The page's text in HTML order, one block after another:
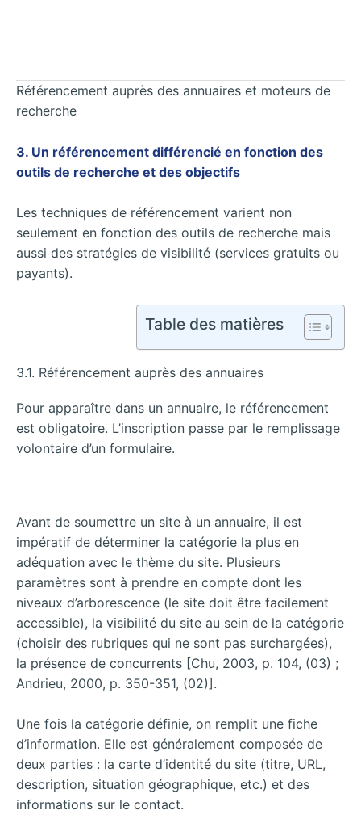
Référencement auprès des annuaires et moteurs de
recherche
3. Un référencement différencié en fonction des
outils de recherche et des objectifs
Les techniques de référencement varient non
seulement en fonction des outils de recherche mais
aussi des stratégies de visibilité (services gratuits ou
payants).
Table des matières
3.1. Référencement auprès des annuaires
Pour apparaître dans un annuaire, le référencement
est obligatoire. L’inscription passe par le remplissage
volontaire d’un formulaire.
Avant de soumettre un site à un annuaire, il est
impératif de déterminer la catégorie la plus en
adéquation avec le thème du site. Plusieurs
paramètres sont à prendre en compte dont les
niveaux d’arborescence (le site doit être facilement
accessible), la visibilité du site au sein de la catégorie
(choisir des rubriques qui ne sont pas surchargées),
la présence de concurrents [Chu, 2003, p. 104, (03) ;
Andrieu, 2000, p. 350-351, (02)].
Une fois la catégorie définie, on remplit une fiche
d’information. Elle est généralement composée de
deux parties : la carte d’identité du site (titre, URL,
description, situation géographique, etc.) et des
informations sur le contact.